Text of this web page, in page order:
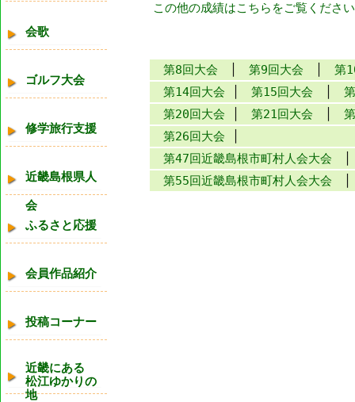
会歌
ゴルフ大会
修学旅行支援
近畿島根県人
会
ふるさと応援
会員作品紹介
投稿コーナー
近畿にある
松江ゆかりの
地
この他の成績はこちらをご覧くださ
第8回大会 第9回大会
第
第14回大会
第15回大会
第20回大会
第21回大会
第26回大会
第47回近畿島根市町村人会大会
第55回近畿島根市町村人会大会